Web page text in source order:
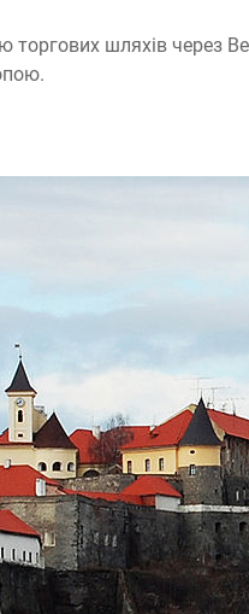
шляхів через